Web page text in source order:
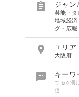
 ジャン
芸能・タ
地域経済
グ・広報
 エリア
大阪府
 キーワ
つるの
使